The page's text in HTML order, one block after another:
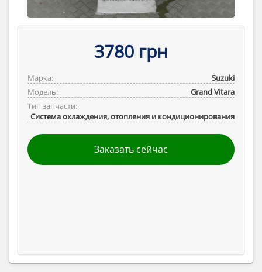
3780 грн
Марка:
Suzuki
Модель:
Grand Vitara
Тип запчасти:
Система охлаждения, отопления и кондиционирования
Заказать сейчас